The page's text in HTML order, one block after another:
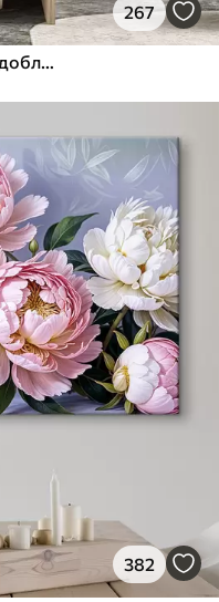
267
Пеалістичні естетичні камені, оздоблення будинку, природне освітлення
382